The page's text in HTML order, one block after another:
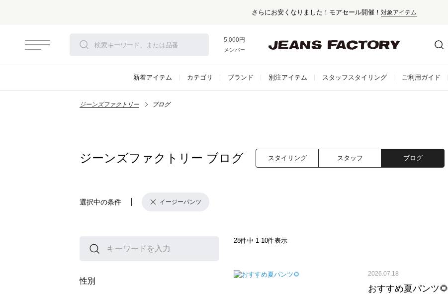
さらにお安くなりました！モアセール開催！ 対象アイテム
5,000円以上お買い上げで送料無料！
メンバー登録でお得な情報をゲット。さらに詳しく
新着アイテム カテゴリ ブランド 別注アイテム スタッフスタイリング ご利用ガイド
ジーンズファクトリー ブログ
ジーンズファクトリー ブログ スタイリング スタッフ ブログ
選択中の条件 イージーパンツ
性別
28件中 1-10件表示
2026.07.18
おすすめ夏パンツ🌻